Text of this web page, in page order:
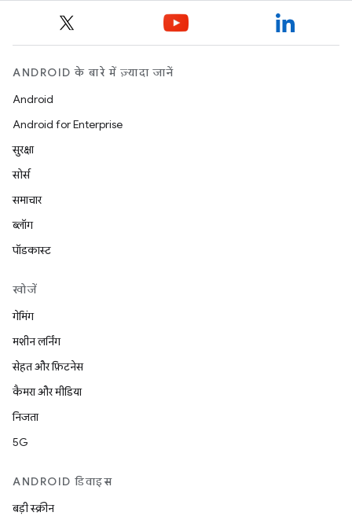
ANDROID के बारे में ज़्यादा जानें
Android
Android for Enterprise
सुरक्षा
सोर्स
समाचार
ब्लॉग
पॉडकास्ट
खोजें
गेमिंग
मशीन लर्निंग
सेहत और फ़िटनेस
कैमरा और मीडिया
निजता
5G
ANDROID डिवाइस
बड़ी स्क्रीन